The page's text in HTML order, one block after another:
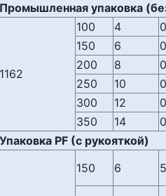
Промышленная упаковка
1162
100 4
150
6
200
8
250
10
300
12
350
14
Упаковка PF (с рукояткой)
150 6